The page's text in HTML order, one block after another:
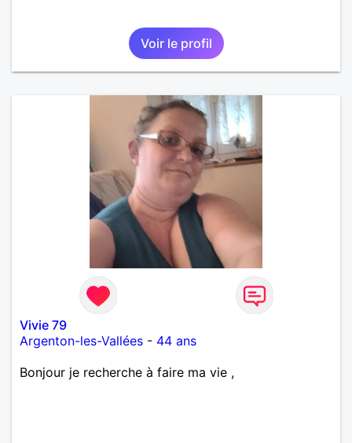
Voir le profil
Vivie 79
Argenton-les-Vallées - 44 ans
Bonjour je recherche à faire ma vie ,